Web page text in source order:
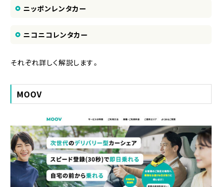
ニッポンレンタカー
ニコニコレンタカー
それぞれ詳しく解説します。
MOOV